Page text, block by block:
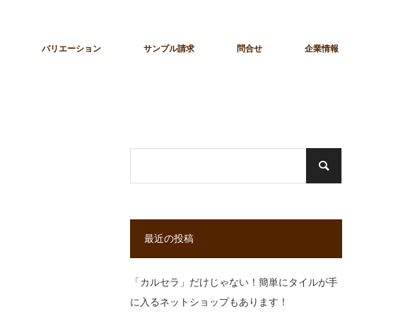
バリエーション サンプル請求 問合せ 企業情報
最近の投稿
「カルセラ」だけじゃない！簡単にタイルが手
に入るネットショップもあります！